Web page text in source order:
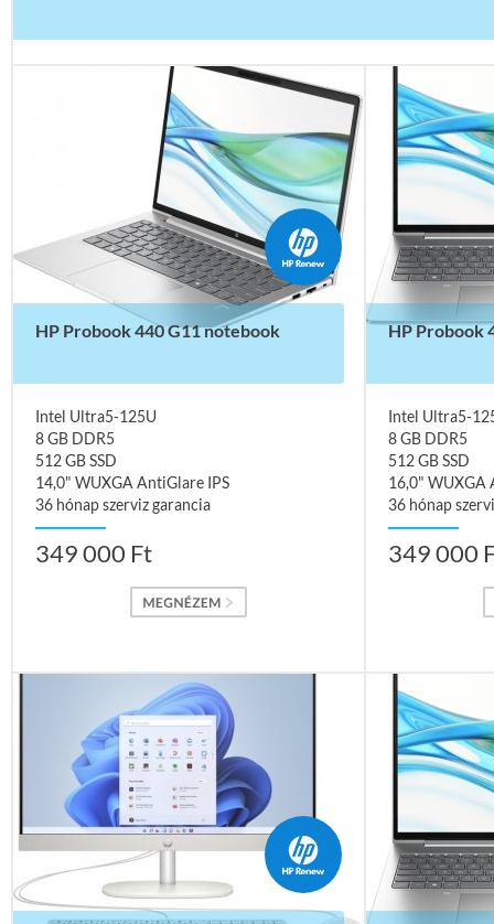
HP Probook 440 G11 notebook
Intel Ultra5-125U
8 GB DDR5
512 GB SSD
14,0" WUXGA AntiGlare IPS
36 hónap szerviz garancia
349 000 Ft
HP Probook
Intel Ultra5-
8 GB DDR5
512 GB SSD
16,0" WUXGA
36 hónap
349 000